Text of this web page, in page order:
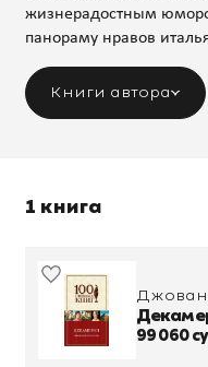
жизнерадостным
панораму нравов
Книги автора
1 книга
99 060